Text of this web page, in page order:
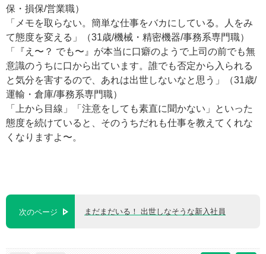
保・損保/営業職）
「メモを取らない。簡単な仕事をバカにしている。人をみ
て態度を変える」（31歳/機械・精密機器/事務系専門職）
「『え〜？ でも〜』が本当に口癖のようで上司の前でも無
意識のうちに口から出ています。誰でも否定から入られる
と気分を害するので、あれは出世しないなと思う」（31歳/
運輸・倉庫/事務系専門職）
「上から目線」「注意をしても素直に聞かない」といった
態度を続けていると、そのうちだれも仕事を教えてくれな
くなりますよ〜。
次のページ まだまだいる！ 出世しなそうな新入社員